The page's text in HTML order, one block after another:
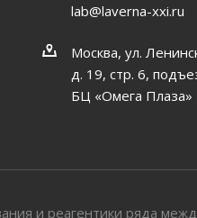
lab@laverna-xxi.ru
Москва, ул.
д. 19, стр. 6,
БЦ «Омега Плаза»
и реагентики ряда